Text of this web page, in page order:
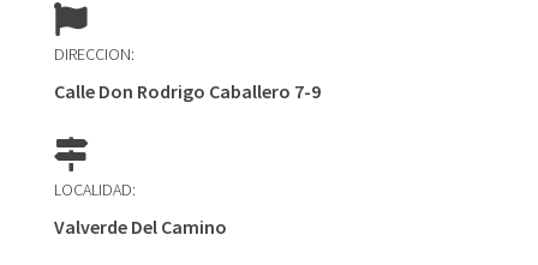
DIRECCION:
Calle Don Rodrigo Caballero 7-9
LOCALIDAD:
Valverde Del Camino